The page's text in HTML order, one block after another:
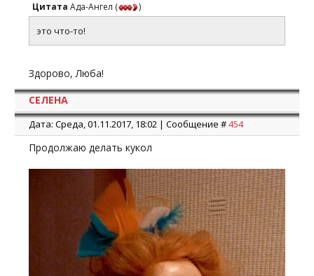
Цитата Ада-Ангел ( )
это что-то!
Здорово, Люба!
СЕЛЕНА
Дата: Среда, 01.11.2017, 18:02 | Сообщение #454
Продолжаю делать кукол